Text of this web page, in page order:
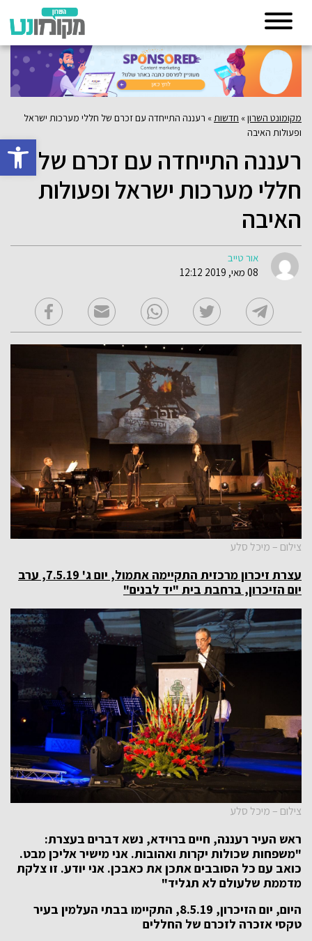
פתח
מקומונט השרון» חדשות » רעננה התייחדה עם זכרם של חללי מערכות ישראל
ופעולות האיבה
רעננה התייחדה עם זכרם של
חללי מערכות ישראל ופעולות
האיבה
אור טייב
08 מאי, 2019 12:12
צילום – מיכל סלע
עצרת זיכרון מרכזית התקיימה אתמול, יום ג' 7.5.19, ערב
יום הזיכרון, ברחבת בית "יד לבנים"
צילום – מיכל סלע
ראש העיר רעננה, חיים ברוידא, נשא דברים בעצרת:
"משפחות שכולות יקרות ואהובות. אני מישיר אליכן מבט.
כואב עם כל הסובבים אתכן את כאבכן. אני יודע. זו צלקת
מדממת שלעולם לא תגליד"
היום, יום הזיכרון, 8.5.19, התקיימו בבתי העלמין בעיר
טקסי אזכרה לזכרם של החללים